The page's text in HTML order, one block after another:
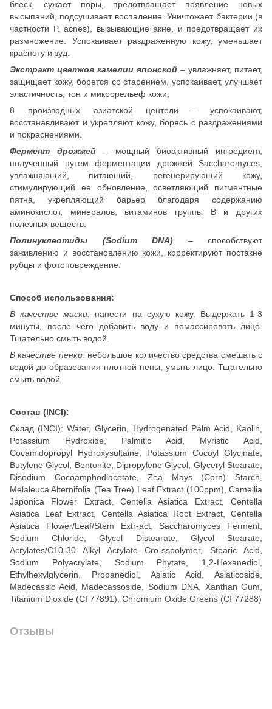
блеск, сужает поры, предотвращает появление новых
высыпаний, подсушивает воспаление. Уничтожает бактерии (в
частности P. acnes), вызывающие акне, и предотвращает их
размножение. Успокаивает раздраженную кожу, уменьшает
красноту и зуд.
Экстракт цветков камелии японской – увлажняет, питает,
защищает кожу, борется со старением, успокаивает, улучшает
эластичность, тон и микрорельеф кожи,
8 производных азиатской центели – успокаивают,
восстанавливают и укрепляют кожу, борясь с раздражениями
и покраснениями.
Фермент дрожжей – мощный биоактивный ингредиент,
полученный путем ферментации дрожжей Saccharomyces,
увлажняющий, питающий, регенерирующий кожу,
стимулирующий ее обновление, осветляющий пигментные
пятна, укрепляющий барьер благодаря содержанию
аминокислот, минералов, витаминов группы В и других
полезных веществ.
Полинуклеотиды (Sodium DNA) – способствуют
заживлению и восстановлению кожи, корректируют постакне
рубцы и фотоповреждение.
Способ использования:
В качестве маски: нанести на сухую кожу. Выдержать 1-3
минуты, после чего добавить воду и помассировать лицо.
Тщательно смыть водой.
В качестве пенки:небольшое количество средства смешать с
водой до образования плотной пены, умыть лицо. Тщательно
смыть водой.
Состав (INCI):
Склад (INCI): Water, Glycerin, Hydrogenated Palm Acid, Kaolin,
Potassium Hydroxide, Palmitic Acid, Myristic Acid,
Cocamidopropyl Hydroxysultaine, Potassium Cocoyl Glycinate,
Butylene Glycol, Bentonite, Dipropylene Glycol, Glyceryl Stearate,
Disodium Cocoamphodiacetate, Zea Mays (Corn) Starch,
Melaleuca Alternifolia (Tea Tree) Leaf Extract (100ppm), Camellia
Japonica Flower Extract, Centella Asiatica Extract, Centella
Asiatica Leaf Extract, Centella Asiatica Root Extract, Centella
Asiatica Flower/Leaf/Stem Extr-act, Saccharomyces Ferment,
Sodium Chloride, Glycol Distearate, Glycol Stearate,
Acrylates/C10-30 Alkyl Acrylate Cro-sspolymer, Stearic Acid,
Sodium Polyacrylate, Sodium Phytate, 1,2-Hexanediol,
Ethylhexylglycerin, Propanediol, Asiatic Acid, Asiaticoside,
Madecassic Acid, Madecassoside, Sodium DNA, Xanthan Gum,
Titanium Dioxide (CI 77891), Chromium Oxide Greens (CI 77288)
Отзывы